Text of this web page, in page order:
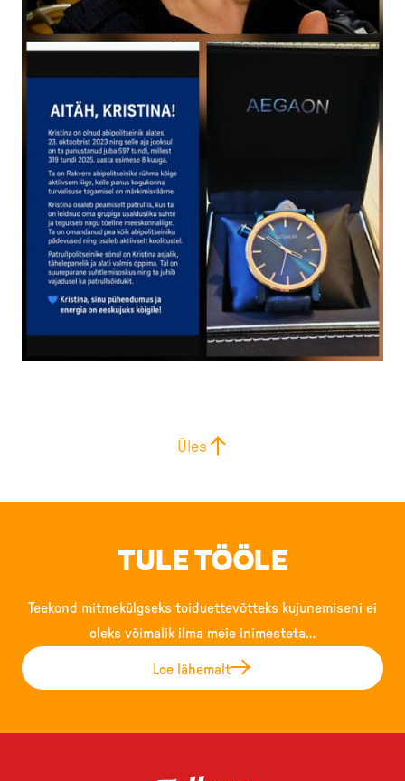
Üles
TULE TÖÖLE
Teekond mitmekülgseks toiduettevõtteks kujunemiseni ei
oleks võimalik ilma meie inimesteta…
Loe lähemalt